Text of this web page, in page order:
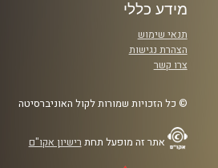
מידע כללי
תנאי שימוש
הצהרת נגישות
צרו קשר
© כל הזכויות שמורות לקול האוניברסיטה
אתר זה מופעל תחת רישיון אקו"ם